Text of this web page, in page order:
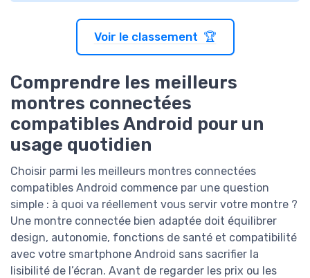
Voir le classement 🏆
Comprendre les meilleurs
montres connectées
compatibles Android pour un
usage quotidien
Choisir parmi les meilleurs montres connectées
compatibles Android commence par une question
simple : à quoi va réellement vous servir votre montre ?
Une montre connectée bien adaptée doit équilibrer
design, autonomie, fonctions de santé et compatibilité
avec votre smartphone Android sans sacrifier la
lisibilité de l’écran. Avant de regarder les prix ou les